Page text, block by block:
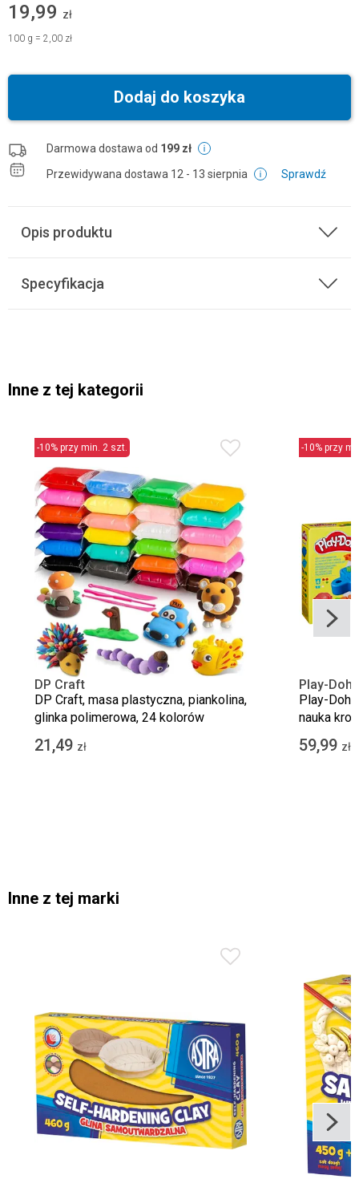
19,99 zł
100 g = 2,00 zł
Dodaj do koszyka
Darmowa dostawa od 199 zł
Przewidywana dostawa 12 - 13 sierpnia Sprawdź
Opis produktu
Specyfikacja
Inne z tej kategorii
-10% przy min. 2 szt.
DP Craft
DP Craft, masa plastyczna, piankolina,
glinka polimerowa, 24 kolorów
21,49 zł
-10% przy
Play-Doh
Play-Doh,
nauka
59,99 zł
Inne z tej marki